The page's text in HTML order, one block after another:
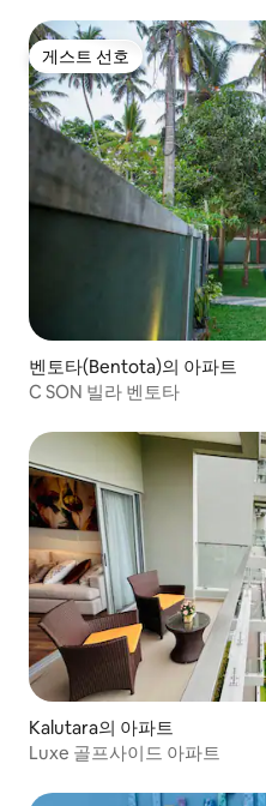
게스트 선호
게스트 선호
벤토타(Bentota)의 아파트
C SON 빌라 벤토타
Kalutara의 아파트
Luxe 골프사이드 아파트